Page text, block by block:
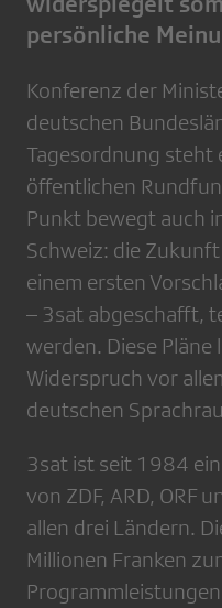
persönliche
Konferenz der
deutschen
Tagesordnung steht
öffentlichen
Punkt bewegt auch
Schweiz: die
einem ersten
– 3sat abgeschafft,
werden. Diese
Widerspruch vor
deutschen
3sat ist seit 1984
von ZDF, ARD, ORF
allen drei Ländern.
Millionen Franken